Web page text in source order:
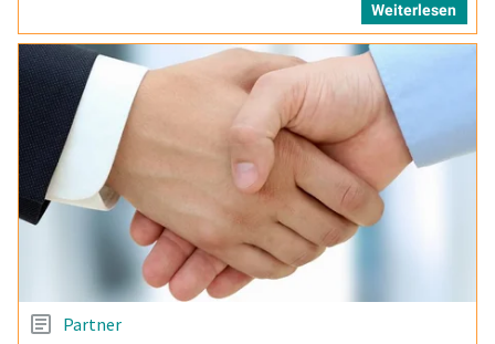
Weiterlesen
Partner